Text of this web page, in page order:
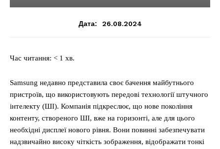
Дата: 26.08.2024
Час читання: < 1 хв.
Samsung недавно представила своє бачення майбутнього
пристроїв, що використовують передові технології штучного
інтелекту (ШІ). Компанія підкреслює, що нове покоління
контенту, створеного ШІ, вже на горизонті, але для цього
необхідні дисплеї нового рівня. Вони повинні забезпечувати
надзвичайно високу чіткість зображення, відображати тонкі